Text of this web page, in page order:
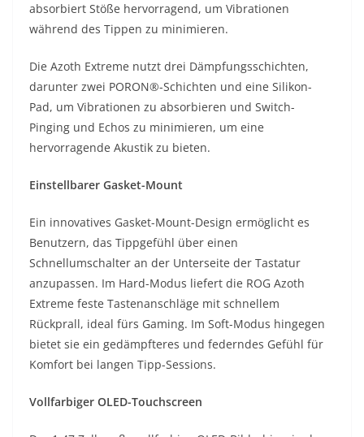
absorbiert Stöße hervorragend, um Vibrationen
während des Tippen zu minimieren.
Die Azoth Extreme nutzt drei Dämpfungsschichten,
darunter zwei PORON®-Schichten und eine Silikon-
Pad, um Vibrationen zu absorbieren und Switch-
Pinging und Echos zu minimieren, um eine
hervorragende Akustik zu bieten.
Einstellbarer Gasket-Mount
Ein innovatives Gasket-Mount-Design ermöglicht es
Benutzern, das Tippgefühl über einen
Schnellumschalter an der Unterseite der Tastatur
anzupassen. Im Hard-Modus liefert die ROG Azoth
Extreme feste Tastenanschläge mit schnellem
Rückprall, ideal fürs Gaming. Im Soft-Modus hingegen
bietet sie ein gedämpfteres und federndes Gefühl für
Komfort bei langen Tipp-Sessions.
Vollfarbiger OLED-Touchscreen